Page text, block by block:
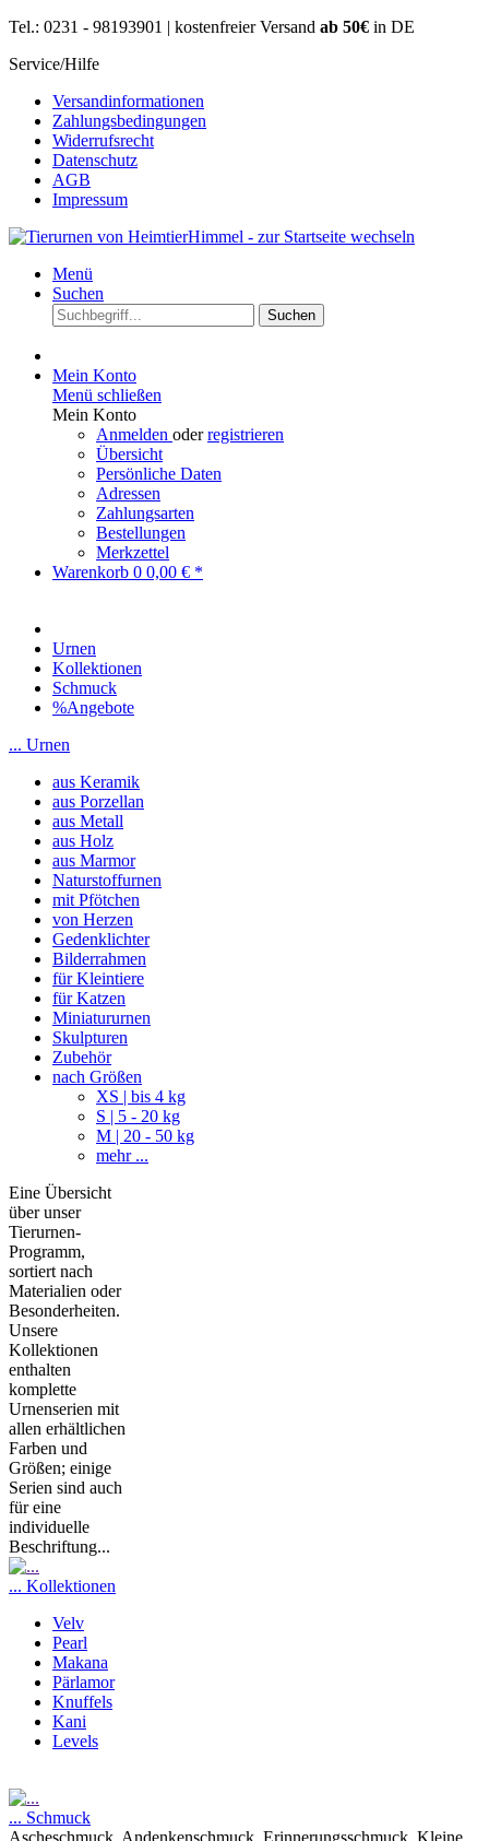
Tel.: 0231 - 98193901 | kostenfreier Versand ab 50€ in DE
Service/Hilfe
Versandinformationen
Zahlungsbedingungen
Widerrufsrecht
Datenschutz
AGB
Impressum
Menü
Suchen
Suchen
Mein Konto
Menü schließen
Mein Konto
Anmelden oderregistrieren
Übersicht
Persönliche Daten
Adressen
Zahlungsarten
Bestellungen
Merkzettel
Warenkorb 0 0,00 € *
Urnen
Kollektionen
Schmuck
%Angebote
... Urnen
aus Keramik
aus Porzellan
aus Metall
aus Holz
aus Marmor
Naturstoffurnen
mit Pfötchen
von Herzen
Gedenklichter
Bilderrahmen
für Kleintiere
für Katzen
Miniatururnen
Skulpturen
Zubehör
nach Größen
XS | bis 4 kg
S | 5 - 20 kg
M | 20 - 50 kg
mehr ...
Eine Übersicht
über unser
Tierurnen-
Programm,
sortiert nach
Materialien oder
Besonderheiten.
Unsere
Kollektionen
enthalten
komplette
Urnenserien mit
allen erhältlichen
Farben und
Größen; einige
Serien sind auch
für eine
individuelle
Beschriftung...
... Kollektionen
Velv
Pearl
Makana
Pärlamor
Knuffels
Kani
Levels
... Schmuck
Ascheschmuck, Andenkenschmuck, Erinnerungsschmuck. Kleine